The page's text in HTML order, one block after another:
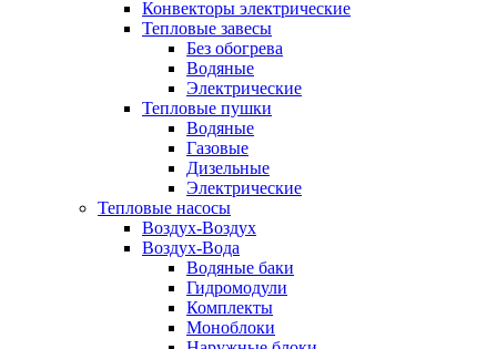
Конвекторы электрические
Тепловые завесы
Без обогрева
Водяные
Электрические
Тепловые пушки
Водяные
Газовые
Дизельные
Электрические
Тепловые насосы
Воздух-Воздух
Воздух-Вода
Водяные баки
Гидромодули
Комплекты
Моноблоки